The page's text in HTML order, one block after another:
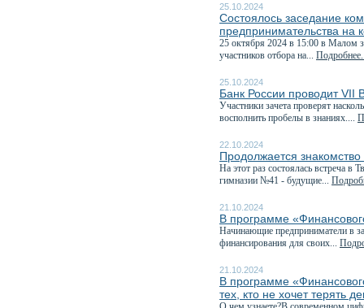
25.10.2024
Состоялось заседание
предпринимательства на
25 октября 2024 в 15:00 в Малом
участников отбора на...
25.10.2024
Банк России проводит VII
Участники зачета проверят
восполнить пробелы в знаниях....
22.10.2024
Продолжается
На этот раз состоялась встреча
гимназии №41 - будущие...
21.10.2024
В программе
Начинающие предприниматели в
финансирования для своих...
21.10.2024
В программе
тех, кто не хочет терять